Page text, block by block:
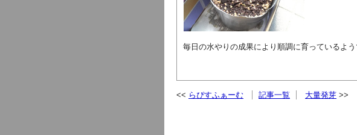
毎日の水やりの成果により順調に育っているよう
らぴすふぁーむ 記事一覧 大量発芽